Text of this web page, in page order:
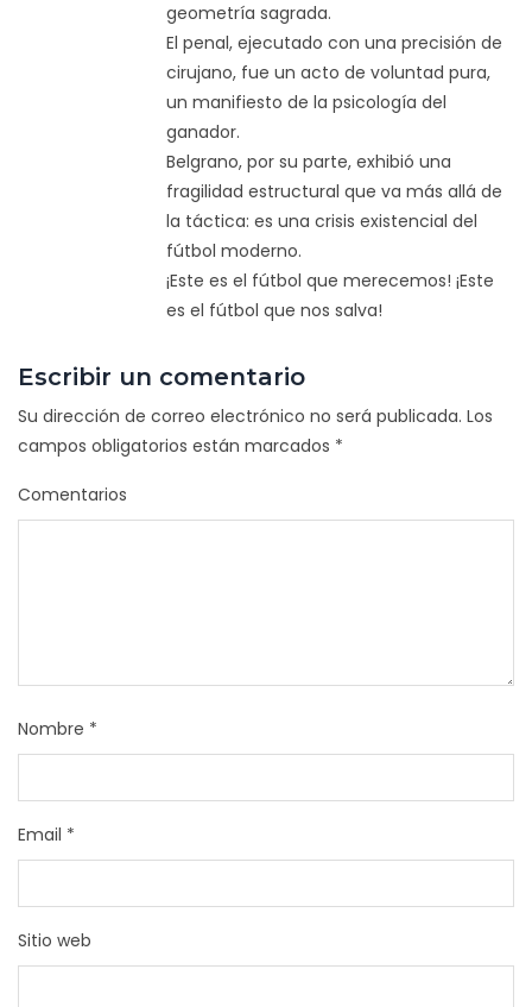
geometría sagrada.
El penal, ejecutado con una precisión de
cirujano, fue un acto de voluntad pura,
un manifiesto de la psicología del
ganador.
Belgrano, por su parte, exhibió una
fragilidad estructural que va más allá de
la táctica: es una crisis existencial del
fútbol moderno.
¡Este es el fútbol que merecemos! ¡Este
es el fútbol que nos salva!
Escribir un comentario
Su dirección de correo electrónico no será publicada. Los
campos obligatorios están marcados *
Comentarios
Nombre *
Email *
Sitio web